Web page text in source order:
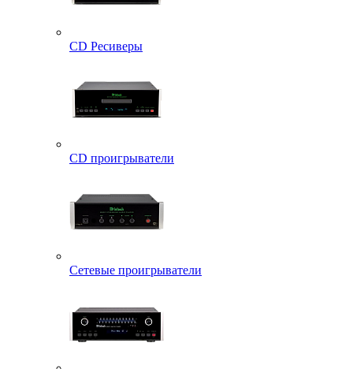
CD Ресиверы
CD проигрыватели
Сетевые проигрыватели